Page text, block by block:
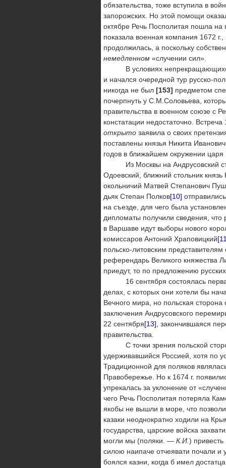
обязательства, тоже вступила в
запорожских. Но этой помощи
октябре Речь Посполитая пошла
показала военная компания 1672
продолжилась, а поскольку
немедленном «случении сил».
В условиях непрекращающихся с
и начался очередной тур русско-
никогда не был [153] предметом
почерпнуть у С.М.Соловьева,
правительства в военном союзе с
констатации недостаточно.
открыто заявила о своих
поставлены князья Никита
годов в ближайшем окружении
Из Москвы на Андрусовский
Одоевский, ближний стольник
окольничий Матвей Степанович
дьяк Степан Полков[10]
на съезде, для чего была
дипломаты получили сведения, что
в Варшаве идут выборы нового
комиссаров Антоний Храповицкий
польско-литовским
референдарь Великого княжества
приедут, то по предложению
16 сентября состоялась первая
делах, с которых они хотели бы
Вечного мира, но польская
заключения Андрусовского
22 сентября[13] , закончившаяся
правительства.
С точки зрения польской
удерживавшийся Россией, хотя по
Традиционной для поляков
Правобережье. Но к 1674 г.
упрекалась за уклонение от
чего Речь Посполитая потеряла
якобы не вышли в море, что
казаки неоднократно ходили на
государства, царские войска
могли мы (поляки. — К.И. )
силою наипаче отчеявати почали и
боялся казни, когда б имел